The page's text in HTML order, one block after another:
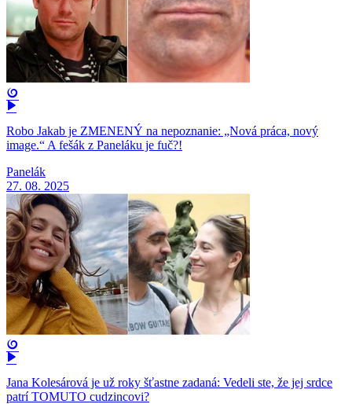
Robo Jakab je ZMENENÝ na nepoznanie: „Nová práca, nový
image.“ A fešák z Paneláku je fuč?!
Panelák
27. 08. 2025
Jana Kolesárová je už roky šťastne zadaná: Vedeli ste, že jej srdce
patrí TOMUTO cudzincovi?